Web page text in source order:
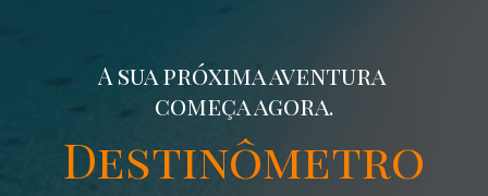
Destinômetro
A sua próxima aventura
começa agora.